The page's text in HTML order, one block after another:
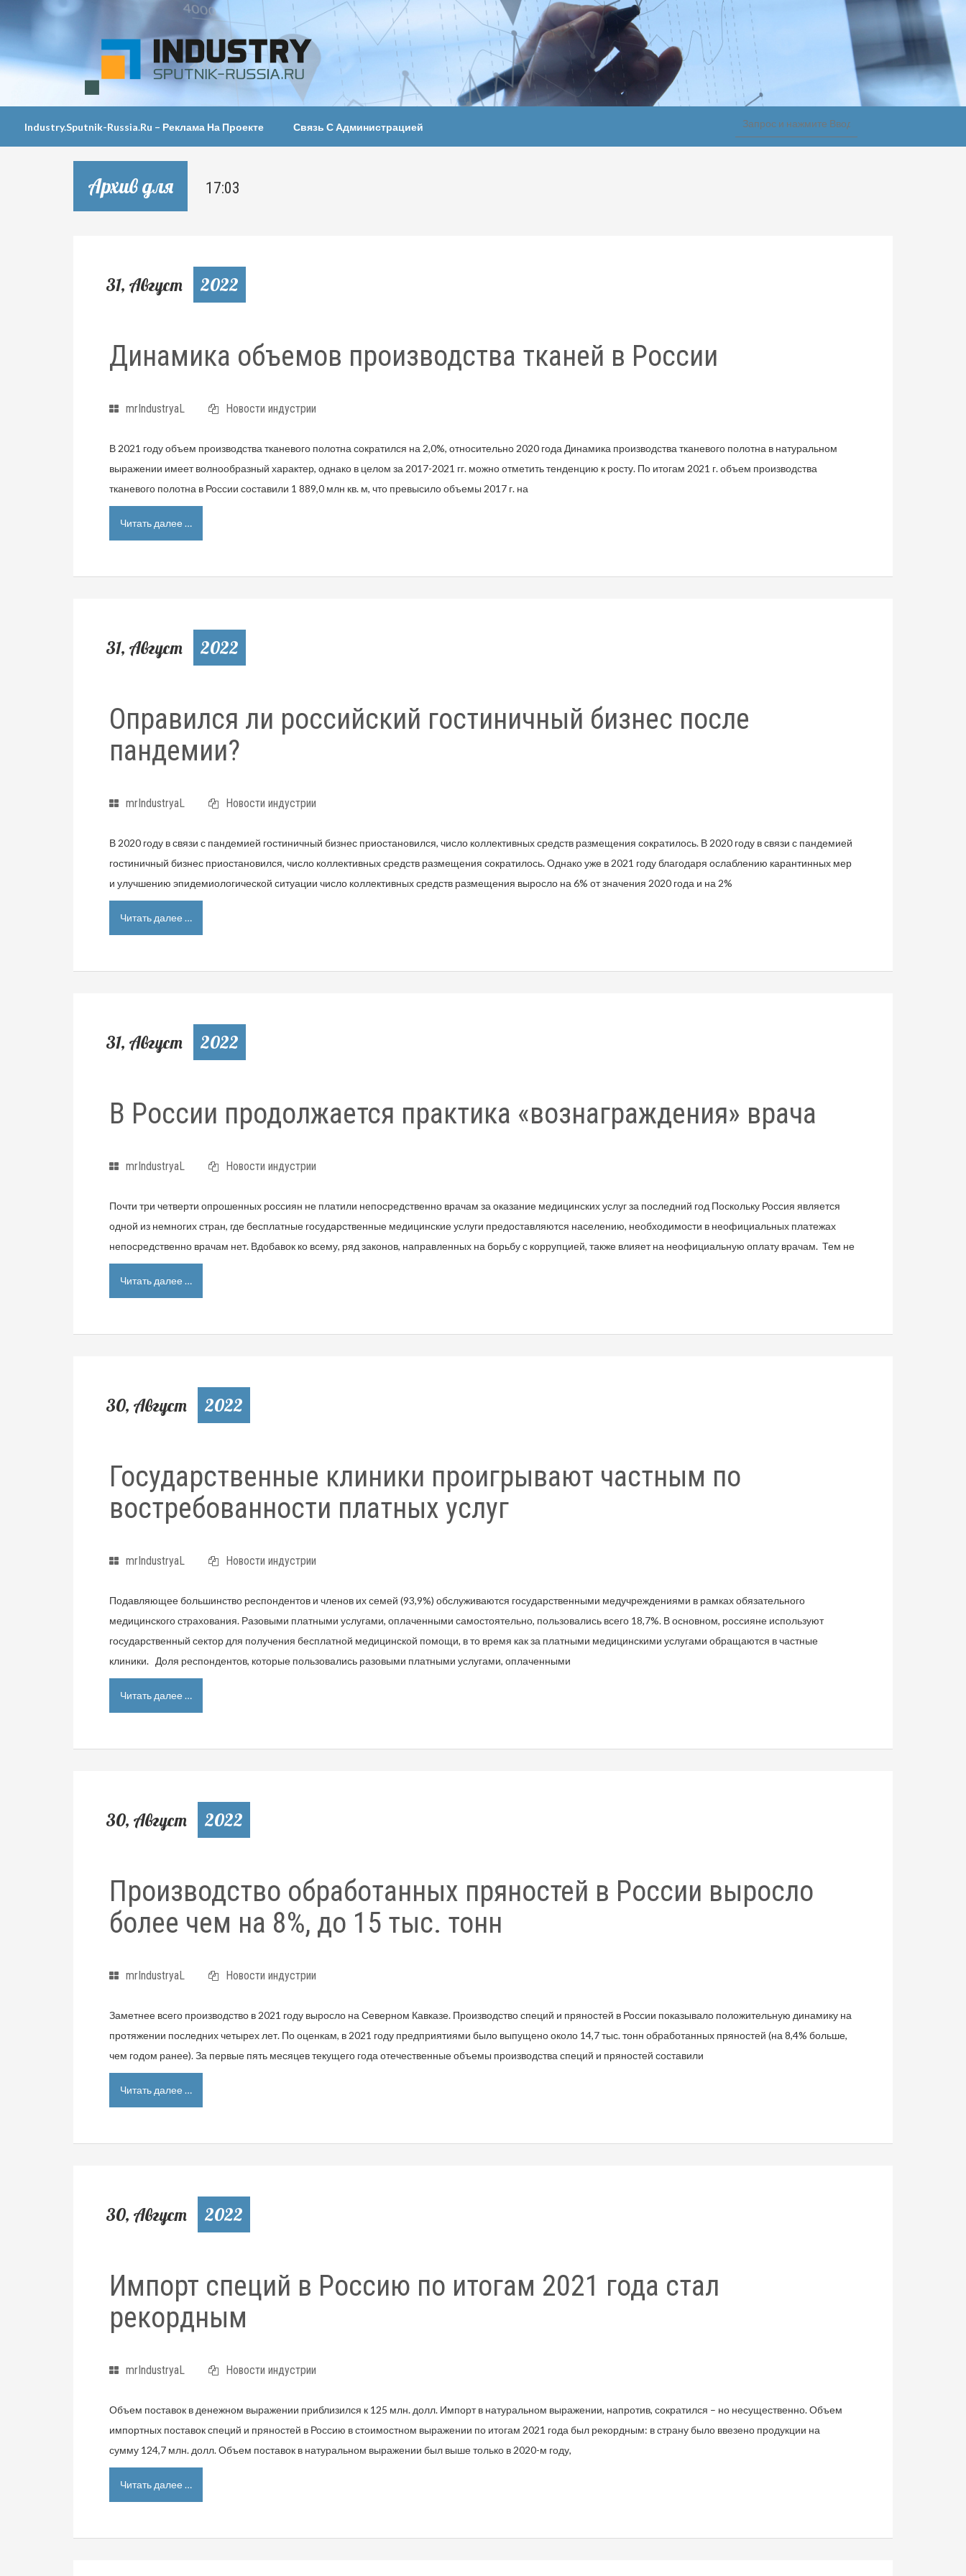
Industry.sputnik-Russia.ru – Реклама На Проекте Связь С Администрацией
Архив для 17:03
31, Август 2022
Динамика объемов производства тканей в России
mrIndustryaL Новости индустрии
В 2021 году объем производства тканевого полотна сократился на 2,0%, относительно 2020 года Динамика производства тканевого полотна в натуральном
выражении имеет волнообразный характер, однако в целом за 2017-2021 гг. можно отметить тенденцию к росту. По итогам 2021 г. объем производства
тканевого полотна в России составили 1 889,0 млн кв. м, что превысило объемы 2017 г. на
Читать далее …
31, Август 2022
Оправился ли российский гостиничный бизнес после
пандемии?
mrIndustryaL Новости индустрии
В 2020 году в связи с пандемией гостиничный бизнес приостановился, число коллективных средств размещения сократилось. В 2020 году в связи с пандемией
гостиничный бизнес приостановился, число коллективных средств размещения сократилось. Однако уже в 2021 году благодаря ослаблению карантинных мер
и улучшению эпидемиологической ситуации число коллективных средств размещения выросло на 6% от значения 2020 года и на 2%
Читать далее …
31, Август 2022
В России продолжается практика «вознаграждения» врача
mrIndustryaL Новости индустрии
Почти три четверти опрошенных россиян не платили непосредственно врачам за оказание медицинских услуг за последний год Поскольку Россия является
одной из немногих стран, где бесплатные государственные медицинские услуги предоставляются населению, необходимости в неофициальных платежах
непосредственно врачам нет. Вдобавок ко всему, ряд законов, направленных на борьбу с коррупцией, также влияет на неофициальную оплату врачам. Тем не
Читать далее …
30, Август 2022
Государственные клиники проигрывают частным по
востребованности платных услуг
mrIndustryaL Новости индустрии
Подавляющее большинство респондентов и членов их семей (93,9%) обслуживаются государственными медучреждениями в рамках обязательного
медицинского страхования. Разовыми платными услугами, оплаченными самостоятельно, пользовались всего 18,7%. В основном, россияне используют
государственный сектор для получения бесплатной медицинской помощи, в то время как за платными медицинскими услугами обращаются в частные
клиники. Доля респондентов, которые пользовались разовыми платными услугами, оплаченными
Читать далее …
30, Август 2022
Производство обработанных пряностей в России выросло
более чем на 8%, до 15 тыс. тонн
mrIndustryaL Новости индустрии
Заметнее всего производство в 2021 году выросло на Северном Кавказе. Производство специй и пряностей в России показывало положительную динамику на
протяжении последних четырех лет. По оценкам, в 2021 году предприятиями было выпущено около 14,7 тыс. тонн обработанных пряностей (на 8,4% больше,
чем годом ранее). За первые пять месяцев текущего года отечественные объемы производства специй и пряностей составили
Читать далее …
30, Август 2022
Импорт специй в Россию по итогам 2021 года стал
рекордным
mrIndustryaL Новости индустрии
Объем поставок в денежном выражении приблизился к 125 млн. долл. Импорт в натуральном выражении, напротив, сократился – но несущественно. Объем
импортных поставок специй и пряностей в Россию в стоимостном выражении по итогам 2021 года был рекордным: в страну было ввезено продукции на
сумму 124,7 млн. долл. Объем поставок в натуральном выражении был выше только в 2020-м году,
Читать далее …